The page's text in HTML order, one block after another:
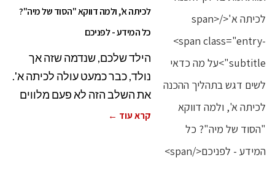
לכיתה א', ולמה דווקא "הסוד של מיה"?
כל המידע - לפניכם
הילד שלכם, שנדמה שזה אך
נולד, כבר כמעט עולה לכיתה א'.
את השלב הזה לא פעם מלווים
קרא עוד ←